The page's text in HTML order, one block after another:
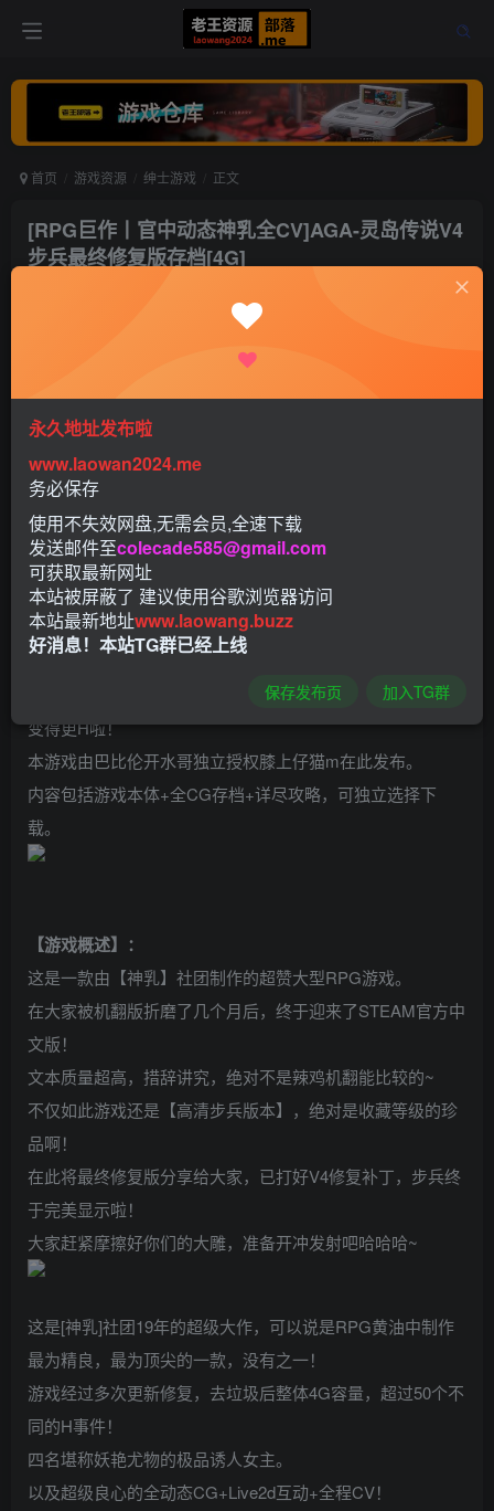
首页 游戏资源 绅士游戏 正文
[RPG巨作丨官中动态神乳全CV]AGA-灵岛传说V4
步兵最终修复版存档[4G]
推荐这款大家期盼已久的大作RPG的官方【官方中文最终修
复版】：
灵岛传说：IslandSAGA！V4 最终修复完美中文步兵版
（IslandSAGA – アイランドサーガ）
这次是V4最终修复版本啦，游戏不再更新，所有BUG都已经
修复！
步兵CG终于完美显示，容量也从7G精简到4G不到，封面都
变得更H啦！
本游戏由巴比伦开水哥独立授权膝上仔猫m在此发布。
内容包括游戏本体+全CG存档+详尽攻略，可独立选择下
载。
【游戏概述】：
这是一款由【神乳】社团制作的超赞大型RPG游戏。
在大家被机翻版折磨了几个月后，终于迎来了STEAM官方中
文版！
文本质量超高，措辞讲究，绝对不是辣鸡机翻能比较的~
不仅如此游戏还是【高清步兵版本】，绝对是收藏等级的珍
品啊！
在此将最终修复版分享给大家，已打好V4修复补丁，步兵终
于完美显示啦！
大家赶紧摩擦好你们的大雕，准备开冲发射吧哈哈哈~
这是[神乳]社团19年的超级大作，可以说是RPG黄油中制作
最为精良，最为顶尖的一款，没有之一！
游戏经过多次更新修复，去垃圾后整体4G容量，超过50个不
同的H事件！
四名堪称妖艳尤物的极品诱人女主。
以及超级良心的全动态CG+Live2d互动+全程CV！
永久地址发布啦
www.laowan2024.me
务必保存
使用不失效网盘,无需会员,全速下载
发送邮件至colecade585@gmail.com
可获取最新网址
本站被屏蔽了 建议使用谷歌浏览器访问
本站最新地址www.laowang.buzz
好消息！本站TG群已经上线
保存发布页 加入TG群